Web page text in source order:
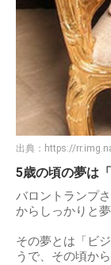
出典： https://
5歳の頃の夢は
バロントランプ
からしっかりと
その夢とは「ビ
うで、その頃か